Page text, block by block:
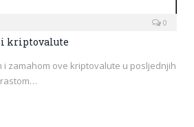
0
kriptovalute
i zamahom ove kriptovalute u posljednjih